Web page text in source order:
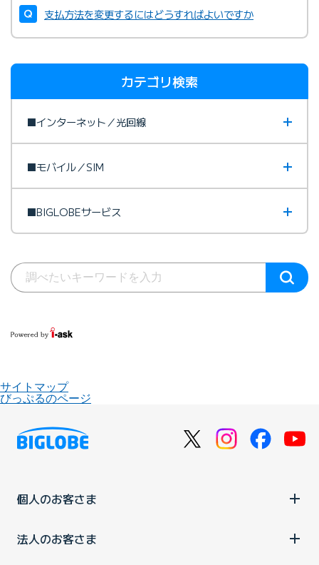
支払方法を変更するにはどうすればよいですか
カテゴリ検索
■インターネット／光回線
■モバイル／SIM
■BIGLOBEサービス
サイトマップ
びっぷるのページ
個人のお客さま
法人のお客さま